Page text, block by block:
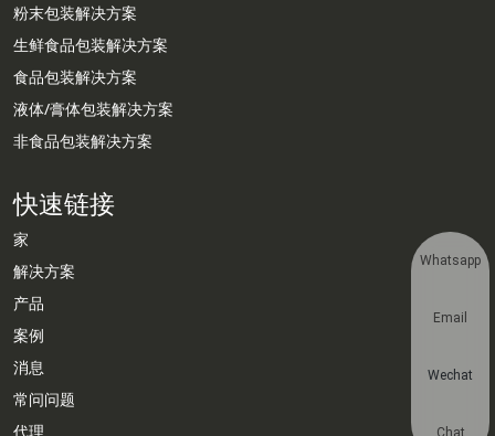
粉末包装解决方案
生鲜食品包装解决方案
食品包装解决方案
液体/膏体包装解决方案
非食品包装解决方案
快速链接
家
解决方案
产品
案例
消息
常问问题
代理
Whatsapp
Email
Wechat
Chat